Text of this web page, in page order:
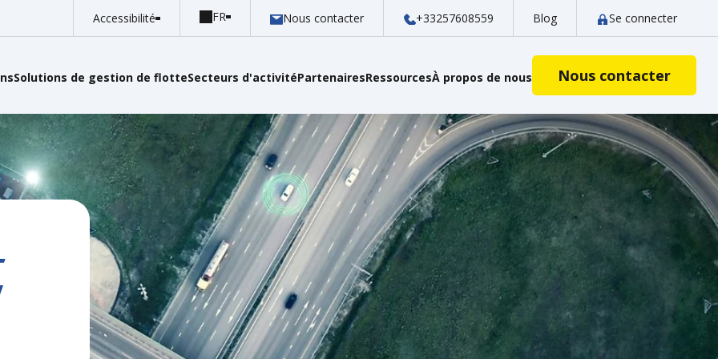
Accessibilité Nous contacter +33257608559 Blog Se connecter
Solutions de gestion de flotteSecteurs d'activitéPartenairesRessourcesÀ propos de nous Nous contacter